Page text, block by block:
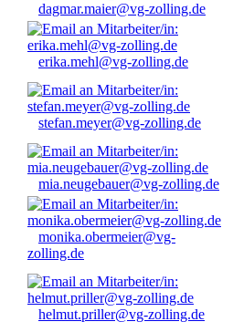
dagmar.maier@vg-zolling.de
erika.mehl@vg-zolling.de
stefan.meyer@vg-zolling.de
mia.neugebauer@vg-zolling.de
monika.obermeier@vg-
zolling.de
helmut.priller@vg-zolling.de